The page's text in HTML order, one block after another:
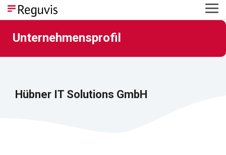
Skip
the
main
content.
Unternehmensprofil
Hübner IT Solutions GmbH